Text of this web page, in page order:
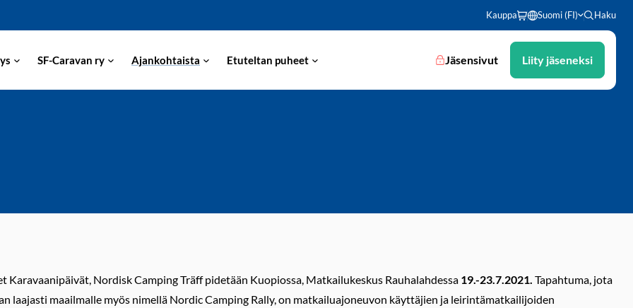
Kauppa Suomi (FI) Haku
SF-Caravan ry Ajankohtaista Etuteltan puheet Jäsensivut Liity jäseneksi
Karavaanipäivät, Nordisk Camping Träff pidetään Kuopiossa, Matkailukeskus Rauhalahdessa 19.-23.7.2021. Tapahtuma, jota
laajasti maailmalle myös nimellä Nordic Camping Rally, on matkailuajoneuvon käyttäjien ja leirintämatkailijoiden